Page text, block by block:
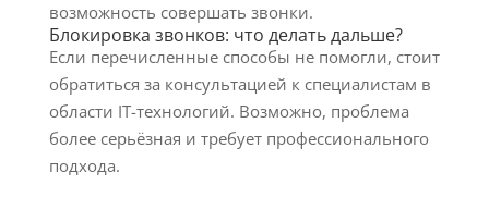
возможность совершать звонки.
Блокировка звонков: что делать дальше?
Если перечисленные способы не помогли, стоит
обратиться за консультацией к специалистам в
области IT-технологий. Возможно, проблема
более серьёзная и требует профессионального
подхода.